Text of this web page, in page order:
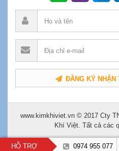
ĐĂNG KÝ NHẬN
www.kimkhiviet.vn © 2017 Cty
Khí Việt. Tất cả các
HỖ TRỢ 0974 955 077